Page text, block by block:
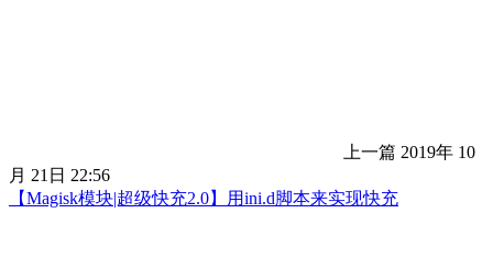
上一篇 2019年 10
月 21日 22:56
【Magisk模块|超级快充2.0】用ini.d脚本来实现快充